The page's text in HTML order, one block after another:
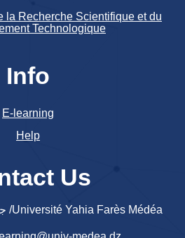
la Recherche Scientifique et du
Technologique
Info
E-learning
Help
Us
جامعة يحي فارس المدية /Université Yahia Farès Médéa